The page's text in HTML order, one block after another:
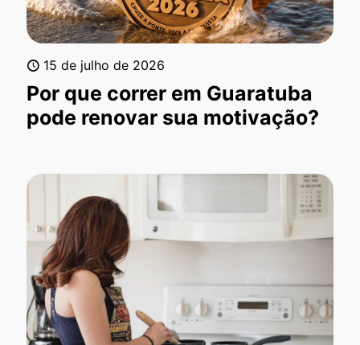
15 de julho de 2026
Por que correr em Guaratuba
pode renovar sua motivação?